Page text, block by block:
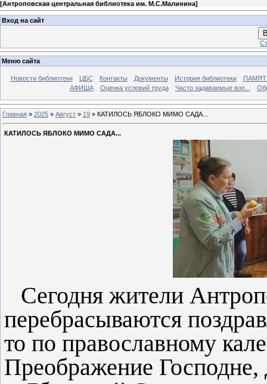
[Антроповская центральная библиотека им. М.С.Малинина]
Вход на сайт
Меню сайта
Новости библиотеки ЦБС Контакты Документы История библиотеки
АФИША
Оценка условий труда Часто задаваемые воп...
Главная » 2025 » Август » 19 » КАТИЛОСЬ ЯБЛОКО МИМО САДА...
КАТИЛОСЬ ЯБЛОКО МИМО САДА...
Сегодня жители
перебрасываются
то по православному
Преображение Господне,